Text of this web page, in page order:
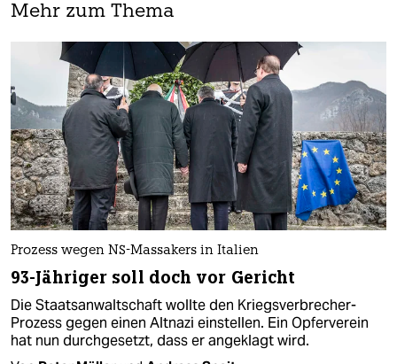
Mehr zum Thema
Prozess wegen NS-Massakers in Italien
93-Jähriger soll doch vor Gericht
Die Staatsanwaltschaft wollte den Kriegsverbrecher-
Prozess gegen einen Altnazi einstellen. Ein Opferverein
hat nun durchgesetzt, dass er angeklagt wird.